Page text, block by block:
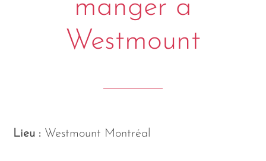
manger a
Westmount
Lieu : Westmount Montréal